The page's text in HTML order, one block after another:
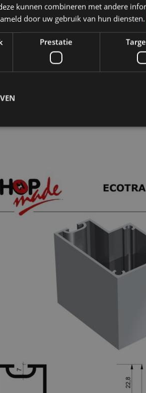
Bij koop:
Bij huur:
Wij
Er geldt
kunnen combineren met andere
door uw gebruik van hun diensten.
Prestatie